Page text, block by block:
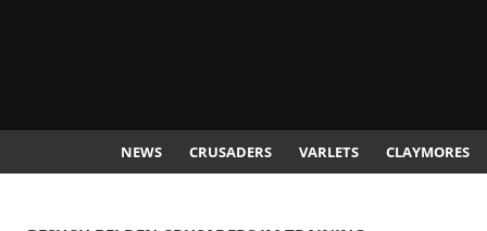
NEWS CRUSADERS VARLETS CLAYMORES